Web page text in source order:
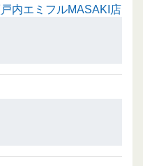
内エミフルMASAKI店